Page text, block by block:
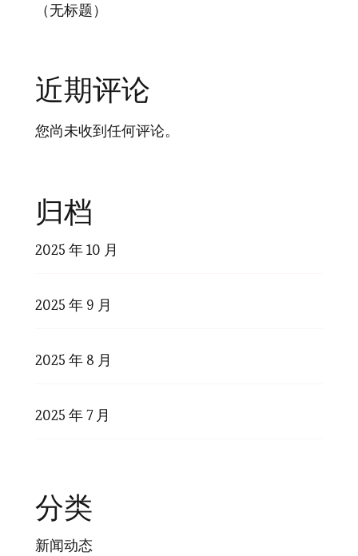
（无标题）
近期评论
您尚未收到任何评论。
归档
2025 年 10 月
2025 年 9 月
2025 年 8 月
2025 年 7 月
分类
新闻动态